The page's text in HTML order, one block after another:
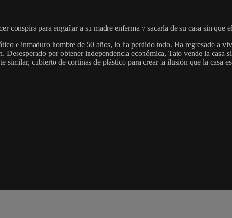
conspira para engañar a su madre enferma y sacarla de su casa sin que
e inmaduro hombre de 50 años, lo ha perdido todo. Ha regresado a
por obtener independencia económica, Tato vende la casa
cubierto de cortinas de plástico para crear la ilusión que la casa